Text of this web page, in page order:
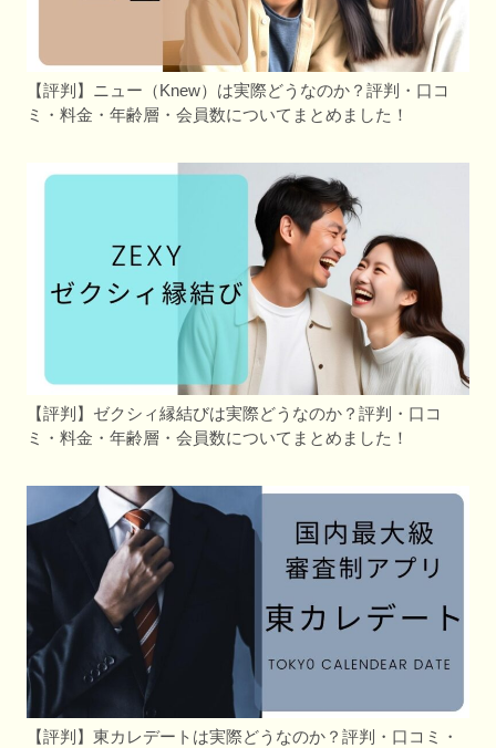
【評判】ニュー（Knew）は実際どうなのか？評判・口コ
ミ・料金・年齢層・会員数についてまとめました！
【評判】ゼクシィ縁結びは実際どうなのか？評判・口コ
ミ・料金・年齢層・会員数についてまとめました！
【評判】東カレデートは実際どうなのか？評判・口コミ・